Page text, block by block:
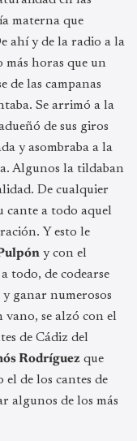
materna que
ahí y de la radio a la
más horas que un
de las campanas
Se arrimó a la
de sus giros
y asombraba a la
Algunos la tildaban
De cualquier
cante a todo aquel
Y esto le
y con el
todo, de codearse
ganar numerosos
vano, se alzó con el
de Cádiz del
Rodríguez que
de los cantes de
algunos de los más